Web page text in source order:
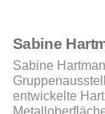
Sabine
Sabine
entwickelte